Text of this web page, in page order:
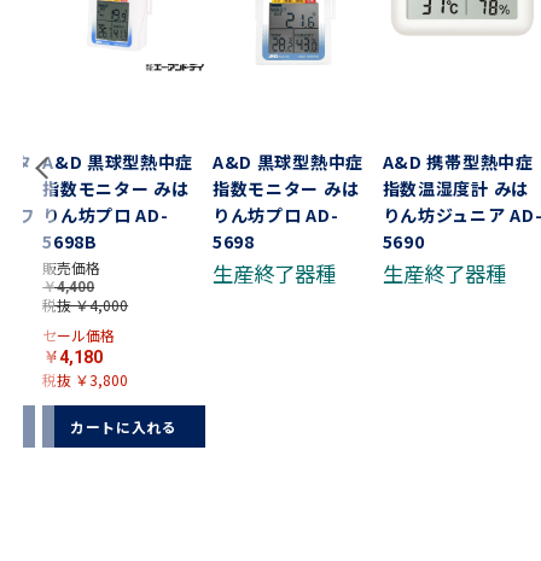
タ
ワ
A&D 黒球型熱中症
指数モニター みは
りん坊プロ AD-
5698B
販売価格
￥4,400
税抜 ￥4,000
セール価格
￥4,180
税抜 ￥3,800
カートに入れる
A&D 黒球型熱中症
指数モニター みは
りん坊プロ AD-
5698
生産終了器種
A&D 携帯型熱中症
指数温湿度計 みは
りん坊ジュニア
5690
生産終了器種